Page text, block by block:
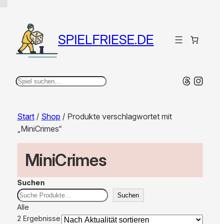
SPIELFRIESE.DE
Suchen
Start/ Shop / Produkte verschlagwortet mit
„MiniCrimes“
MiniCrimes
Suchen
Suchen
Alle
2 Ergebnisse